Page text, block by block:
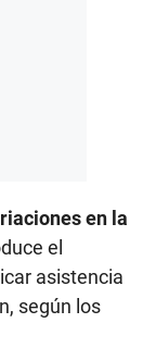
en la
el
asistencia
según los